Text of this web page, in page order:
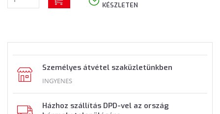
KÉSZLETEN
Személyes átvétel szaküzletünkben
INGYENES
Házhoz szállítás DPD-vel az ország